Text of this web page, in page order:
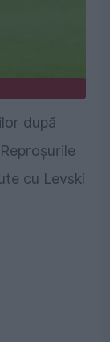
după
cu Levski